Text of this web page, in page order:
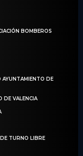
BOMBEROS
AYUNTAMIENTO DE
DE VALENCIA
TURNO LIBRE